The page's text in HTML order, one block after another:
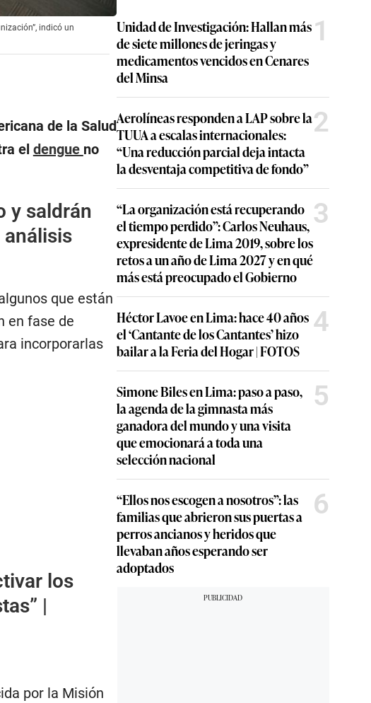
indicó un
de la Salud
el dengue no
y saldrán
que están
en fase de
incorporarlas
los
|
por la Misión
Unidad de Investigación: Hallan más
de siete millones de jeringas y
medicamentos vencidos en Cenares
del Minsa
1
Aerolíneas responden a LAP sobre la
TUUA a escalas internacionales:
“Una reducción parcial deja intacta
la desventaja competitiva de fondo”
2
“La organización está recuperando
el tiempo perdido”: Carlos Neuhaus,
expresidente de Lima 2019, sobre los
retos a un año de Lima 2027 y en qué
más está preocupado el Gobierno
3
Héctor Lavoe en Lima: hace 40 años
el ‘Cantante de los Cantantes’ hizo
bailar a la Feria del Hogar | FOTOS
4
Simone Biles en Lima: paso a paso,
la agenda de la gimnasta más
ganadora del mundo y una visita
que emocionará a toda una
selección nacional
5
“Ellos nos escogen a nosotros”: las
familias que abrieron sus puertas a
perros ancianos y heridos que
llevaban años esperando ser
adoptados
6